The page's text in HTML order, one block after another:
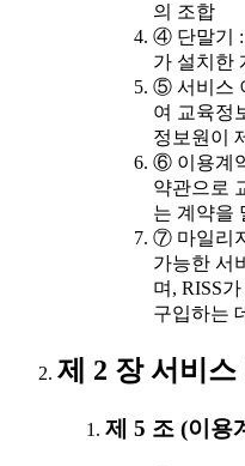
의 조합
④ 단말기 :
가 설치한
⑤ 서비스
여 교육정
정보원이
⑥ 이용계
약관으로
는 계약을
⑦ 마일리
가능한 서
며, RISS
구입하는
제 2 장 서비
제 5 조 (이용